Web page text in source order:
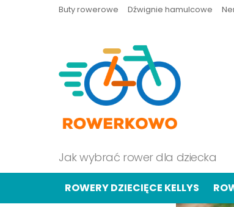
Buty rowerowe Dźwignie hamulcowe
Jak wybrać rower dla dziecka
ROWERY DZIECIĘCE KELLYS